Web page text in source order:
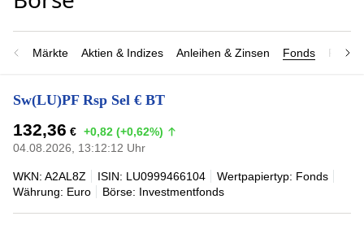
Märkte Aktien & Indizes Anleihen & Zinsen Fonds
Sw(LU)PF Rsp Sel € BT
132,36 € +0,82 (+0,62%)
04.08.2026, 13:12:12 Uhr
WKN: A2AL8Z ISIN: LU0999466104
Wertpapiertyp: Fonds
Währung: Euro
Börse: Investmentfonds